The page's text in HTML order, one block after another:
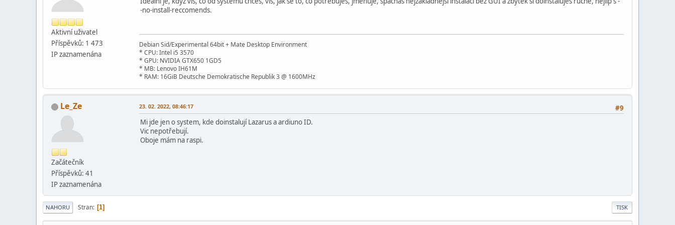
Aktivní­ uživatel
Příspěvků: 1 473
IP zaznamenána
-no-install-reccomends.
Debian Sid/Experimental 64bit + Mate Desktop Environment
* CPU: Intel i5 3570
* GPU: NVIDIA GTX650 1GD5
* MB: Lenovo IH61M
* RAM: 16GiB Deutsche Demokratische Republik 3 @ 1600MHz
Le_Ze
Začátečník
Příspěvků: 41
IP zaznamenána
#9
23. 02. 2022, 08:46:17
Mi jde jen o system, kde doinstalují Lazarus a ardiuno ID.
Vic nepotřebují.
Oboje mám na raspi.
TISK
NAHORU Stran 1